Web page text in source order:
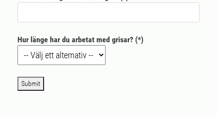
Hur länge har du arbetat med grisar?
Submit